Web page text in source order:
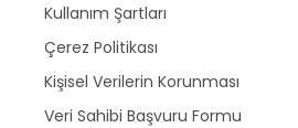
Kullanım Şartları
Çerez Politikası
Kişisel Verilerin Korunması
Veri Sahibi Başvuru Formu